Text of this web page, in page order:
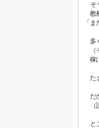
そ
教
「
多
（
稼
た
だ
（
と